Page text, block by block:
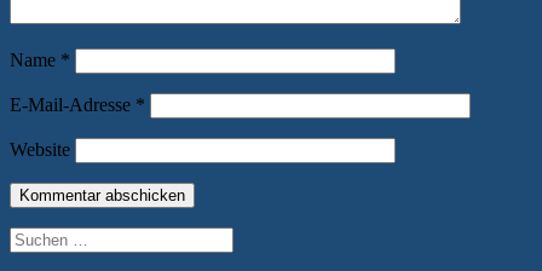
Name *
E-Mail-Adresse *
Website
Suchen
nach: